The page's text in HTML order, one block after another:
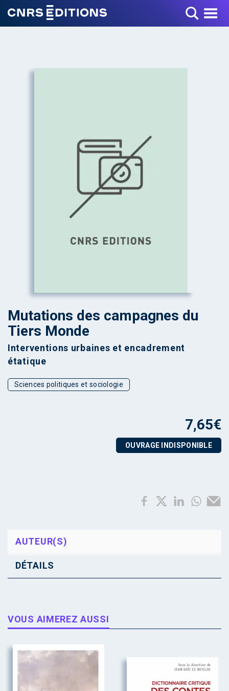
Toggle Menu
Mutations des campagnes du
Tiers Monde
Interventions urbaines et encadrement
étatique
Sciences politiques et sociologie
7,65€
OUVRAGE INDISPONIBLE
AUTEUR(S)
DÉTAILS
VOUS AIMEREZ AUSSI